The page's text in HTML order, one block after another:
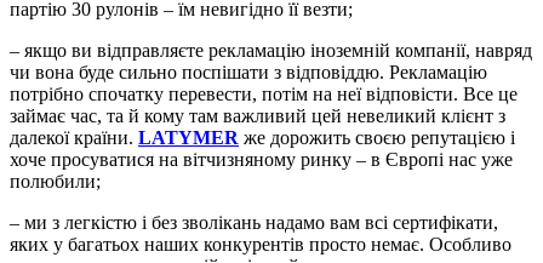
партію 30 рулонів – їм невигідно її везти;
– якщо ви відправляєте рекламацію іноземній компанії, навряд
чи вона буде сильно поспішати з відповіддю. Рекламацію
потрібно спочатку перевести, потім на неї відповісти. Все це
займає час, та й кому там важливий цей невеликий клієнт з
далекої країни. LATYMER же дорожить своєю репутацією і
хоче просуватися на вітчизняному ринку – в Європі нас уже
полюбили;
– ми з легкістю і без зволікань надамо вам всі сертифікати,
яких у багатьох наших конкурентів просто немає. Особливо